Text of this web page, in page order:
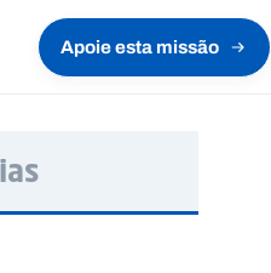
Apoie esta missão